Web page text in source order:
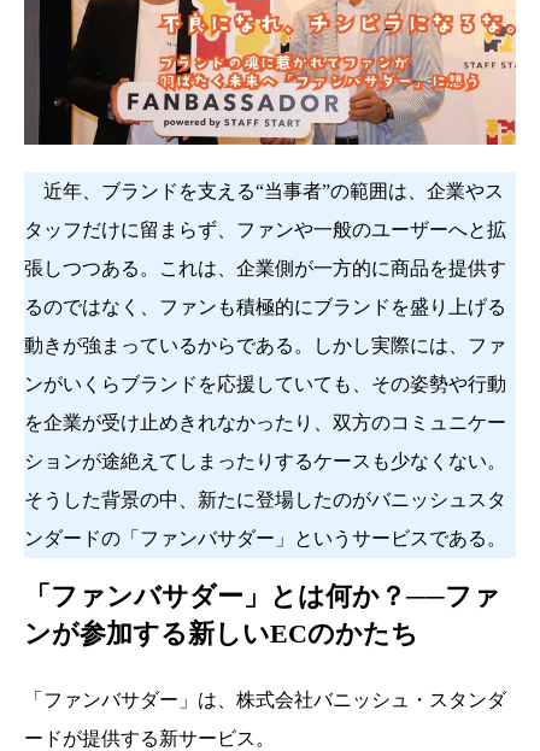
近年、ブランドを支える“当事者”の範囲は、企業やス
タッフだけに留まらず、ファンや一般のユーザーへと拡
張しつつある。これは、企業側が一方的に商品を提供す
るのではなく、ファンも積極的にブランドを盛り上げる
動きが強まっているからである。しかし実際には、ファ
ンがいくらブランドを応援していても、その姿勢や行動
を企業が受け止めきれなかったり、双方のコミュニケー
ションが途絶えてしまったりするケースも少なくない。
そうした背景の中、新たに登場したのがバニッシュスタ
ンダードの「ファンバサダー」というサービスである。
「ファンバサダー」とは何か？──ファ
ンが参加する新しいECのかたち
「ファンバサダー」は、株式会社バニッシュ・スタンダ
ードが提供する新サービス。